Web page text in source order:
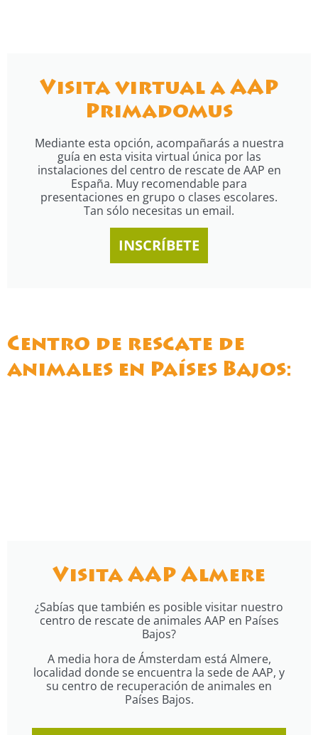
Visita virtual a AAP
Primadomus
Mediante esta opción, acompañarás a nuestra
guía en esta visita virtual única por las
instalaciones del centro de rescate de AAP en
España. Muy recomendable para
presentaciones en grupo o clases escolares.
Tan sólo necesitas un email.
INSCRÍBETE
Centro de rescate de
animales en Países Bajos:
Visita AAP Almere
¿Sabías que también es posible visitar nuestro
centro de rescate de animales AAP en Países
Bajos?
A media hora de Ámsterdam está Almere,
localidad donde se encuentra la sede de AAP, y
su centro de recuperación de animales en
Países Bajos.